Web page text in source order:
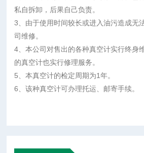
私自拆卸，后果自己负责。
3、由于使用时间较长或进入油污造成无
司维修。
4、本公司对售出的各种真空计实行终身
的真空计也实行修理服务。
5、本真空计的检定周期为1年。
6、该种真空计可办理托运、邮寄手续。